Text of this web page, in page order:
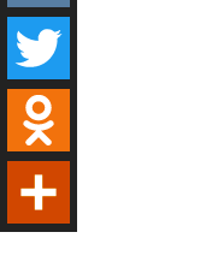
VK
Twitter
Odnoklassniki